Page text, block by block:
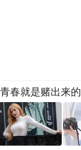
春就是赌出来的